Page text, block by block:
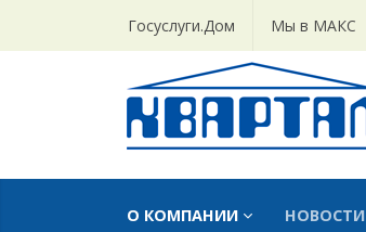
Госуслуги.Дом Мы в МАКС
О КОМПАНИИ НОВОСТИ